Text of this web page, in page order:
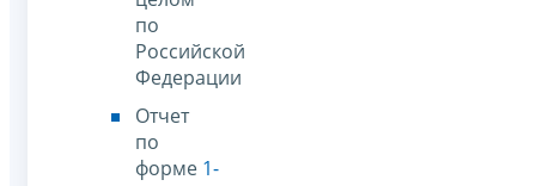
по
Российской
Федерации
Отчет
по
форме 1-